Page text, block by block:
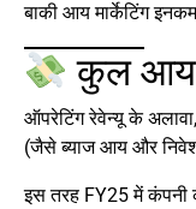
बाकी आय मार्केटिंग
कुल आय
ऑपरेटिंग रेवेन्यू के
(जैसे ब्याज आय और
इस तरह FY25 में